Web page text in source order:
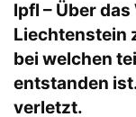
lpfl – Über
Liechtenstein
bei welchen
entstanden
verletzt.